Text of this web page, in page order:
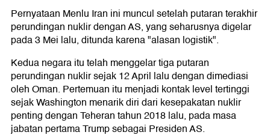
Pernyataan Menlu Iran ini muncul setelah putaran terakhir
perundingan nuklir dengan AS, yang seharusnya digelar
pada 3 Mei lalu, ditunda karena "alasan logistik".
Kedua negara itu telah menggelar tiga putaran
perundingan nuklir sejak 12 April lalu dengan dimediasi
oleh Oman. Pertemuan itu menjadi kontak level tertinggi
sejak Washington menarik diri dari kesepakatan nuklir
penting dengan Teheran tahun 2018 lalu, pada masa
jabatan pertama Trump sebagai Presiden AS.